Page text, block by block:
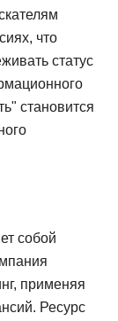
что
статус
становится
собой
применяя
Ресурс